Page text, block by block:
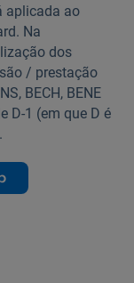
aplicada ao
Na
dos
/ prestação
BECH, BENE
D-1 (em que D é